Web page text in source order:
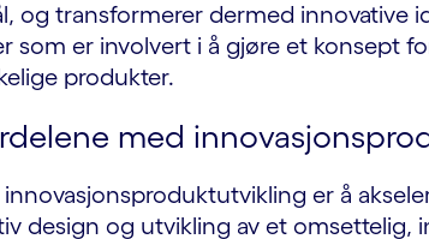
og transformerer dermed innovative
som er involvert i å gjøre et konsept
produkter.
med
er å
design og utvikling av et omsettelig,